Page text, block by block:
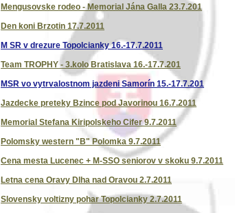
Mengusovske rodeo - Memorial Jána Galla 23.7.201
Den koni Brzotin 17.7.2011
M SR v drezure Topolcianky 16.-17.7.2011
Team TROPHY - 3.kolo Bratislava 16.-17.7.201
MSR vo vytrvalostnom jazdeni Samorín 15.-17.7.201
Jazdecke preteky Bzince pod Javorinou 16.7.2011
Memorial Stefana Kiripolskeho Cifer 9.7.2011
Polomsky western "B" Polomka 9.7.2011
Cena mesta Lucenec + M-SSO seniorov v skoku 9.7.2011
Letna cena Oravy Dlha nad Oravou 2.7.2011
Slovensky voltizny pohar Topolcianky 2.7.2011